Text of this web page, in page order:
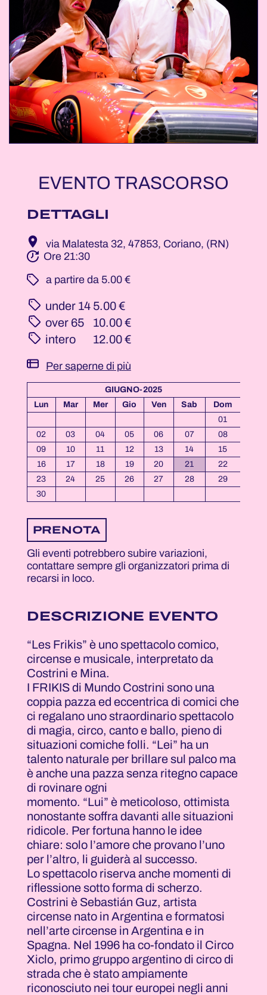
EVENTO TRASCORSO
DETTAGLI
via Malatesta 32, 47853, Coriano, (RN)
Ore 21:30
­ a partire da 5.00 €
under 14 5.00 €
over 65
10.00 €
intero
12.00 €
Per saperne di più
GIUGNO-2025
Lun
Mar Mer Gio Ven Sab
Dom
01
02
03 04 05 06 07
08
09
10 11 12 13 14
15
16
17 18 19 20 21
22
23
24 25 26 27 28
29
30
PRENOTA
Gli eventi potrebbero subire variazioni,
contattare sempre gli organizzatori prima di
recarsi in loco.
DESCRIZIONE EVENTO
“Les Frikis” è uno spettacolo comico,
circense e musicale, interpretato da
Costrini e Mina.
I FRIKIS di Mundo Costrini sono una
coppia pazza ed eccentrica di comici che
ci regalano uno straordinario spettacolo
di magia, circo, canto e ballo, pieno di
situazioni comiche folli. “Lei” ha un
talento naturale per brillare sul palco ma
è anche una pazza senza ritegno capace
di rovinare ogni
momento. “Lui” è meticoloso, ottimista
nonostante soffra davanti alle situazioni
ridicole. Per fortuna hanno le idee
chiare: solo l’amore che provano l’uno
per l’altro, li guiderà al successo.
Lo spettacolo riserva anche momenti di
riflessione sotto forma di scherzo.
Costrini è Sebastián Guz, artista
circense nato in Argentina e formatosi
nell’arte circense in Argentina e in
Spagna. Nel 1996 ha co-fondato il Circo
Xiclo, primo gruppo argentino di circo di
strada che è stato ampiamente
riconosciuto nei tour europei negli anni